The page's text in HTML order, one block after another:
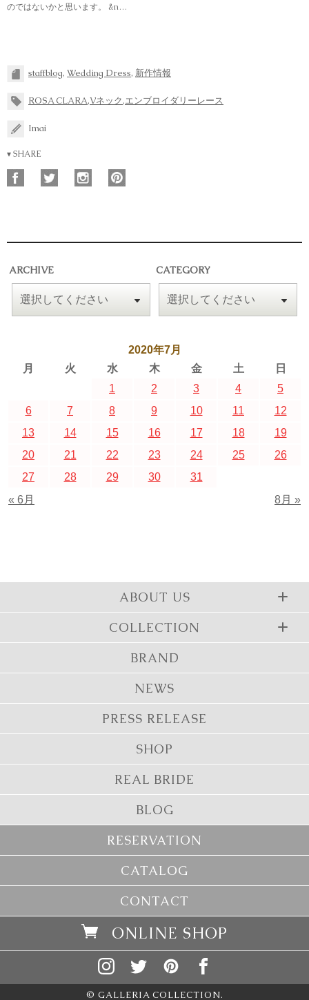
のではないかと思います。 &n…
staffblog, Wedding Dress, 新作情報
ROSA CLARA,Vネック,エンブロイダリーレース
Imai
▾ SHARE
ARCHIVE CATEGORY
2020年7月
月
火 水 木 金 土 日
« 6月 8月 »
1 2 3 4
5
6
7 8 9 10 11
12
13
14 15 16 17 18
19
20
21 22 23 24 25
26
27
28 29 30 31
ABOUT US
COLLECTION
BRAND
NEWS
PRESS RELEASE
SHOP
REAL BRIDE
BLOG
RESERVATION
CATALOG
CONTACT
ONLINE SHOP
© GALLERIA COLLECTION.